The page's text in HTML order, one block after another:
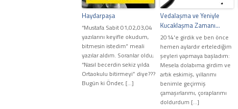
Haydarpaşa
“Mustafa Sabit 01,02,03,04
yazılarını keyifle okudum,
bitmesin istedim” meali
yazılar aldım. Soranlar oldu;
“Nasıl becerdin sekiz yılda
Ortaokulu bitirmeyi” diye???
Bugün ki Önder, […]
Vedalaşma ve Yeniyle
Kucaklaşma Zamanı…
2014'e girdik ve ben önce
hemen aylardır ertelediğim
şeyleri yapmaya başladım:
Mesela dolabıma girdim ve
artık eskimiş, yıllarımı
benimle geçirmiş
çamaşırlarımı, çoraplarımı
doldurdum […]